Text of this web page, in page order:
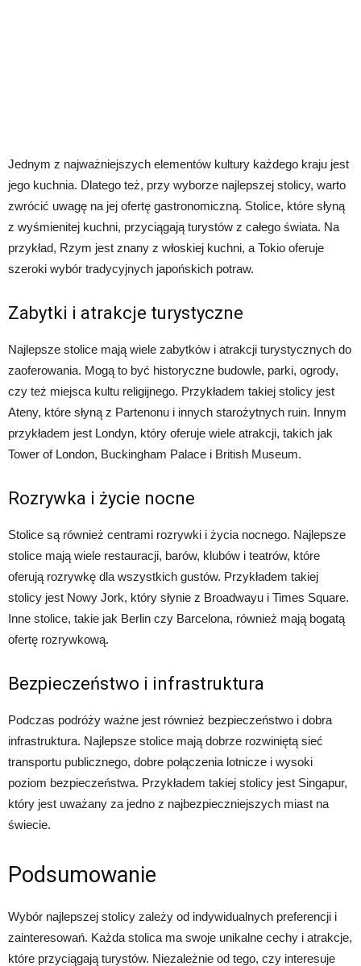
Jednym z najważniejszych elementów kultury każdego kraju jest
jego kuchnia. Dlatego też, przy wyborze najlepszej stolicy, warto
zwrócić uwagę na jej ofertę gastronomiczną. Stolice, które słyną
z wyśmienitej kuchni, przyciągają turystów z całego świata. Na
przykład, Rzym jest znany z włoskiej kuchni, a Tokio oferuje
szeroki wybór tradycyjnych japońskich potraw.
Zabytki i atrakcje turystyczne
Najlepsze stolice mają wiele zabytków i atrakcji turystycznych do
zaoferowania. Mogą to być historyczne budowle, parki, ogrody,
czy też miejsca kultu religijnego. Przykładem takiej stolicy jest
Ateny, które słyną z Partenonu i innych starożytnych ruin. Innym
przykładem jest Londyn, który oferuje wiele atrakcji, takich jak
Tower of London, Buckingham Palace i British Museum.
Rozrywka i życie nocne
Stolice są również centrami rozrywki i życia nocnego. Najlepsze
stolice mają wiele restauracji, barów, klubów i teatrów, które
oferują rozrywkę dla wszystkich gustów. Przykładem takiej
stolicy jest Nowy Jork, który słynie z Broadwayu i Times Square.
Inne stolice, takie jak Berlin czy Barcelona, również mają bogatą
ofertę rozrywkową.
Bezpieczeństwo i infrastruktura
Podczas podróży ważne jest również bezpieczeństwo i dobra
infrastruktura. Najlepsze stolice mają dobrze rozwiniętą sieć
transportu publicznego, dobre połączenia lotnicze i wysoki
poziom bezpieczeństwa. Przykładem takiej stolicy jest Singapur,
który jest uważany za jedno z najbezpieczniejszych miast na
świecie.
Podsumowanie
Wybór najlepszej stolicy zależy od indywidualnych preferencji i
zainteresowań. Każda stolica ma swoje unikalne cechy i atrakcje,
które przyciągają turystów. Niezależnie od tego, czy interesuje